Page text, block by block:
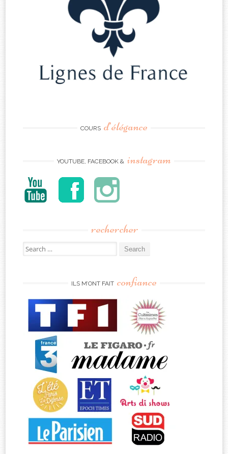
COURS d’élégance
YOUTUBE, FACEBOOK & instagram
rechercher
Search
for:
ILS M’ONT FAIT confiance